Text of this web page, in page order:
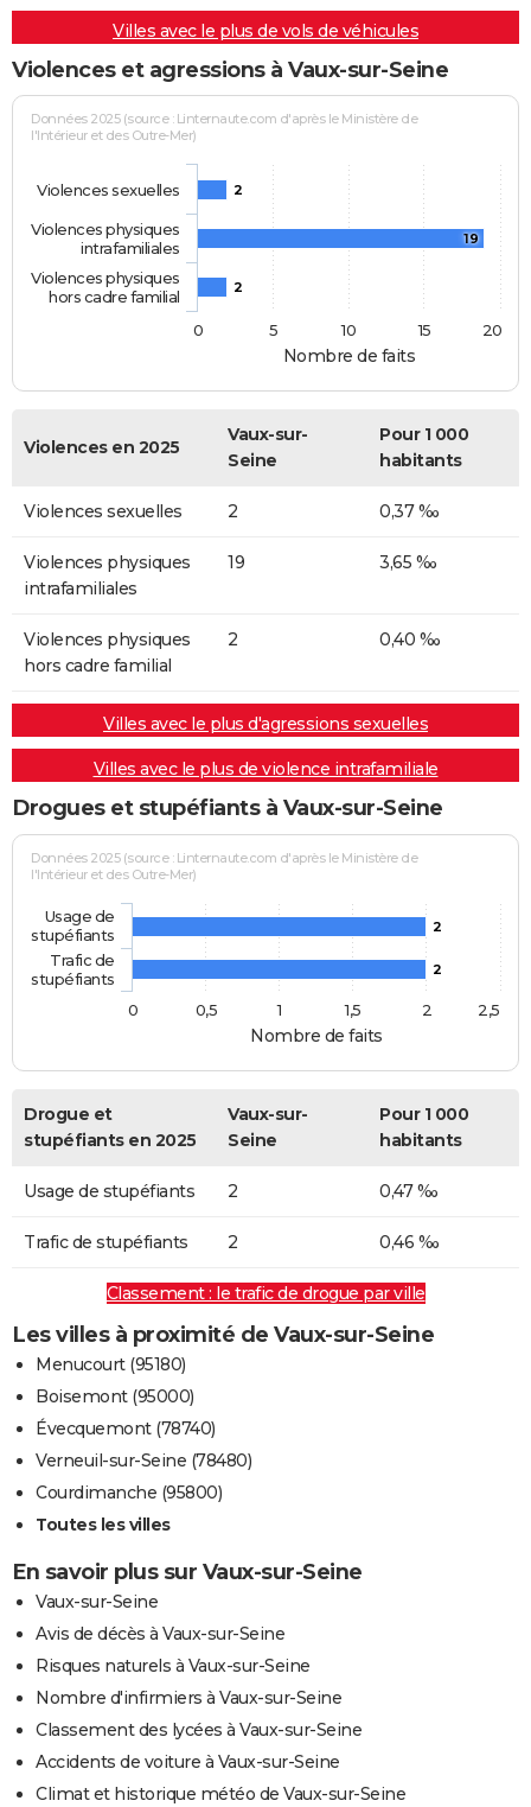
Villes avec le plus de vols de véhicules
Violences et agressions à Vaux-sur-Seine
Nombre de faits
Données 2025 (source : Linternaute.com d'après le Ministère de
l'Intérieur et des Outre-Mer)
2
19
2
Violences sexuelles
Violences physiques
intrafamiliales
Violences physiques
hors cadre familial
0
5 10 15 20
Violences en 2025
Vaux-sur-
Seine
Pour 1 000
habitants
Violences sexuelles 2 0,37 ‰
Violences physiques
intrafamiliales
19 3,65 ‰
Violences physiques
hors cadre familial
2 0,40 ‰
Villes avec le plus d'agressions sexuelles
Villes avec le plus de violence intrafamiliale
Drogues et stupéfiants à Vaux-sur-Seine
Nombre de faits
Données 2025 (source : Linternaute.com d'après le Ministère de
l'Intérieur et des Outre-Mer)
2
2
Usage de
stupéfiants
Trafic de
stupéfiants
0
0,5 1 1,5 2 2,5
Drogue et
stupéfiants en 2025
Vaux-sur-
Seine
Pour 1 000
habitants
Usage de stupéfiants 2 0,47 ‰
Trafic de stupéfiants 2 0,46 ‰
Classement : le trafic de drogue par ville
Les villes à proximité de Vaux-sur-Seine
Menucourt (95180)
Boisemont (95000)
Évecquemont (78740)
Verneuil-sur-Seine (78480)
Courdimanche (95800)
Toutes les villes
En savoir plus sur Vaux-sur-Seine
Vaux-sur-Seine
Avis de décès à Vaux-sur-Seine
Risques naturels à Vaux-sur-Seine
Nombre d'infirmiers à Vaux-sur-Seine
Classement des lycées à Vaux-sur-Seine
Accidents de voiture à Vaux-sur-Seine
Climat et historique météo de Vaux-sur-Seine